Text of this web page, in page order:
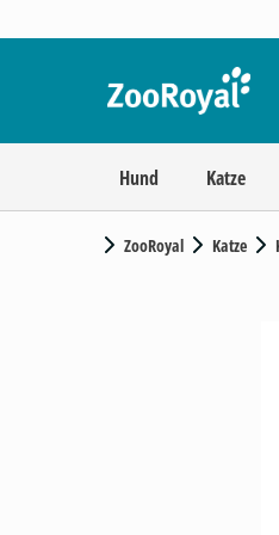
Hund Katze
ZooRoyal Katze